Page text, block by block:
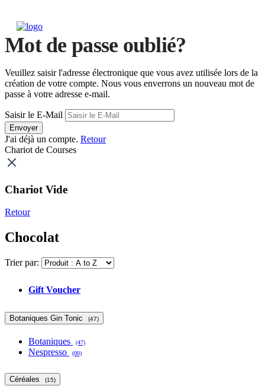
Mot de passe oublié?
Veuillez saisir l'adresse électronique que vous avez utilisée lors de la
création de votre compte. Nous vous enverrons un nouveau mot de
passe à votre adresse e-mail.
Saisir le E-Mail
Envoyer
J'ai déjà un compte. Retour
Chariot de Courses
Chariot Vide
Retour
Chocolat
Trier par:
Gift Voucher
Botaniques Gin Tonic (47)
Botaniques (47)
Nespresso (00)
Céréales (15)